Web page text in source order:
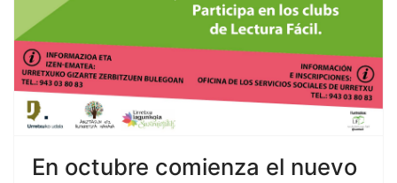
En octubre comienza el nuevo